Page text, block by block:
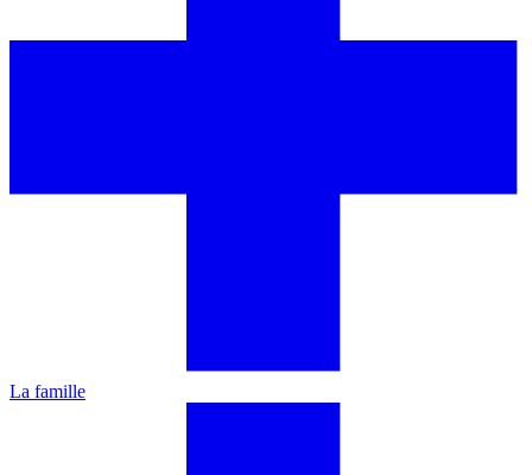
La famille